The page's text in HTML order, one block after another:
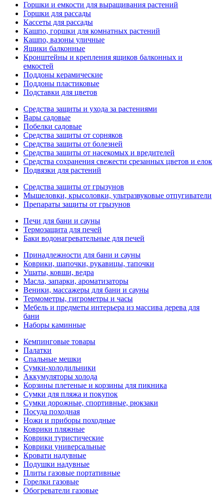
Горшки и емкости для выращивания растений
Горшки для рассады
Кассеты для рассады
Кашпо, горшки для комнатных растений
Кашпо, вазоны уличные
Ящики балконные
Кронштейны и крепления ящиков балконных и
емкостей
Поддоны керамические
Поддоны пластиковые
Подставки для цветов
Средства защиты и ухода за растениями
Вары садовые
Побелки садовые
Средства защиты от сорняков
Средства защиты от болезней
Средства защиты от насекомых и вредителей
Средства сохранения свежести срезанных цветов и елок
Подвязки для растений
Средства защиты от грызунов
Мышеловки, крысоловки, ультразвуковые отпугиватели
Препараты защиты от грызунов
Печи для бани и сауны
Термозащита для печей
Баки водонагревательные для печей
Принадлежности для бани и сауны
Коврики, шапочки, рукавицы, тапочки
Ушаты, ковши, ведра
Масла, запарки, ароматизаторы
Веники, массажеры для бани и сауны
Термометры, гигрометры и часы
Мебель и предметы интерьера из массива дерева для
бани
Наборы каминные
Кемпинговые товары
Палатки
Спальные мешки
Сумки-холодильники
Аккумуляторы холода
Корзины плетеные и корзины для пикника
Сумки для пляжа и покупок
Сумки дорожные, спортивные, рюкзаки
Посуда походная
Ножи и приборы походные
Коврики пляжные
Коврики туристические
Коврики универсальные
Кровати надувные
Подушки надувные
Плиты газовые портативные
Горелки газовые
Обогреватели газовые